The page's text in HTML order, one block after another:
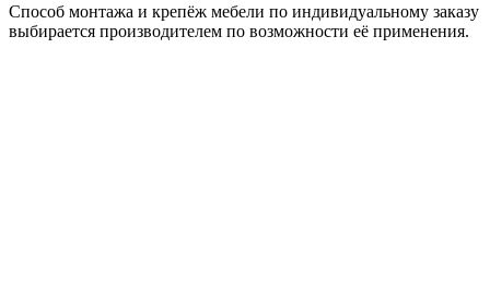
Способ монтажа и крепёж мебели по индивидуальному заказу
выбирается производителем по возможности её применения.